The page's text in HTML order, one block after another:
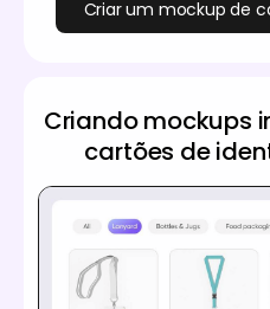
Criar um mockup de
Criando mockups
cartões de